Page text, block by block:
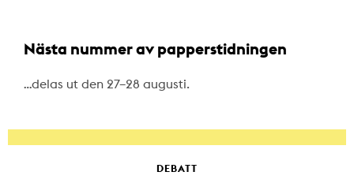
Nästa nummer av papperstidningen
…delas ut den 27–28 augusti.
DEBATT